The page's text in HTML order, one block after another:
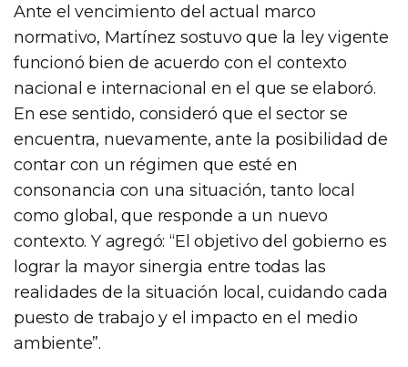
Ante el vencimiento del actual marco
normativo, Martínez sostuvo que la ley vigente
funcionó bien de acuerdo con el contexto
nacional e internacional en el que se elaboró.
En ese sentido, consideró que el sector se
encuentra, nuevamente, ante la posibilidad de
contar con un régimen que esté en
consonancia con una situación, tanto local
como global, que responde a un nuevo
contexto. Y agregó: “El objetivo del gobierno es
lograr la mayor sinergia entre todas las
realidades de la situación local, cuidando cada
puesto de trabajo y el impacto en el medio
ambiente”.